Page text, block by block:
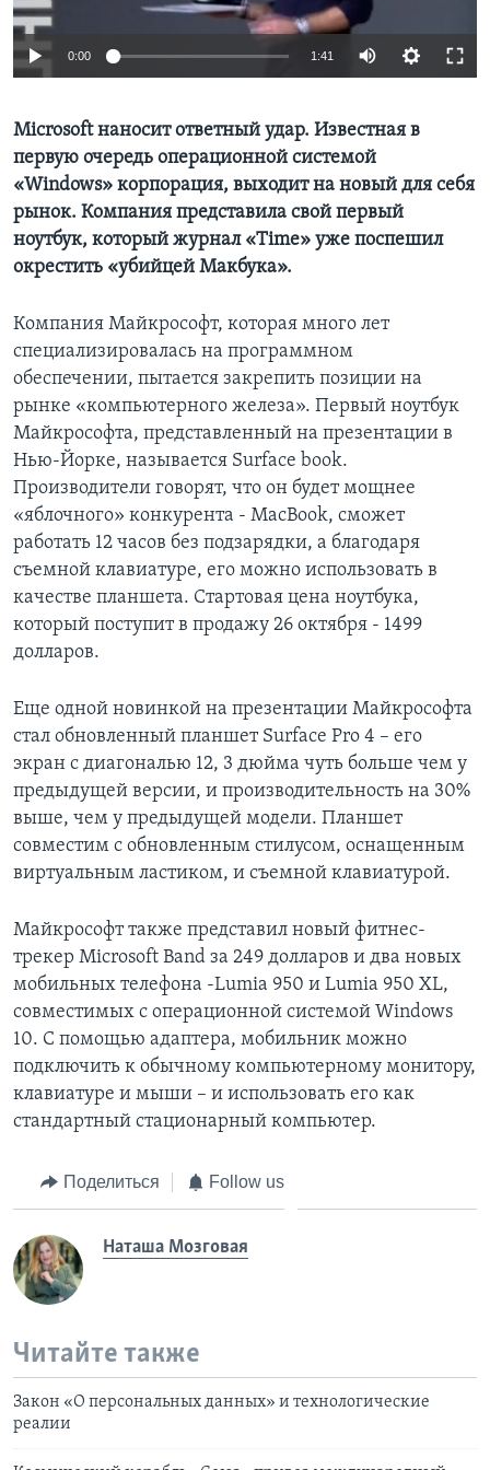
Learning English
Языки
0:00 1:41
Microsoft наносит ответный удар. Известная в
первую очередь операционной системой
«Windows» корпорация, выходит на новый для себя
рынок. Компания представила свой первый
ноутбук, который журнал «Time» уже поспешил
окрестить «убийцей Макбука».
Компания Майкрософт, которая много лет
специализировалась на программном
обеспечении, пытается закрепить позиции на
рынке «компьютерного железа». Первый ноутбук
Майкрософта, представленный на презентации в
Нью-Йорке, называется Surface book.
Производители говорят, что он будет мощнее
«яблочного» конкурента - MacBook, сможет
работать 12 часов без подзарядки, а благодаря
съемной клавиатуре, его можно использовать в
качестве планшета. Стартовая цена ноутбука,
который поступит в продажу 26 октября - 1499
долларов.
Еще одной новинкой на презентации Майкрософта
стал обновленный планшет Surface Pro 4 – его
экран с диагональю 12, 3 дюйма чуть больше чем у
предыдущей версии, и производительность на 30%
выше, чем у предыдущей модели. Планшет
совместим с обновленным стилусом, оснащенным
виртуальным ластиком, и съемной клавиатурой.
Майкрософт также представил новый фитнес-
трекер Microsoft Band за 249 долларов и два новых
мобильных телефона -Lumia 950 и Lumia 950 XL,
совместимых с операционной системой Windows
10. С помощью адаптера, мобильник можно
подключить к обычному компьютерному монитору,
клавиатуре и мыши – и использовать его как
стандартный стационарный компьютер.
Поделиться Follow us
Наташа Мозговая
Читайте также
Закон «О персональных данных» и технологические
реалии